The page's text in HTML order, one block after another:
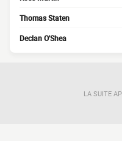
Thomas Staten
Declan O'Shea
LA SUITE